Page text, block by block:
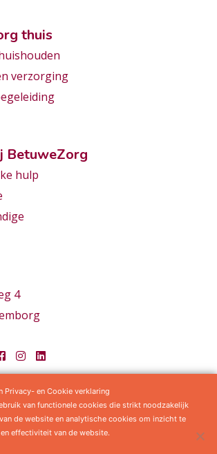
thuis
verzorging
BetuweZorg
hulp
4
Privacy statement Algemene voorwaarden
Privacy- en Cookie verklaring
van functionele cookies die strikt noodzakelijk
de website en analytische cookies om inzicht te
effectiviteit van de website.